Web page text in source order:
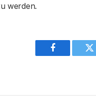
werden.
Facebook